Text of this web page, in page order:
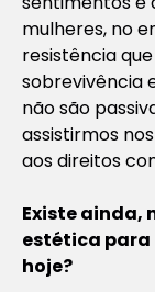
mulheres, no
resistência
sobrevivência
não são
assistirmos
aos direitos
Existe ainda,
estética para
hoje?